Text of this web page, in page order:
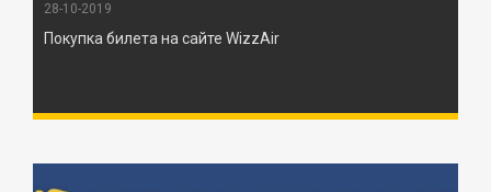
28-10-2019
Покупка билета на сайте WizzAir